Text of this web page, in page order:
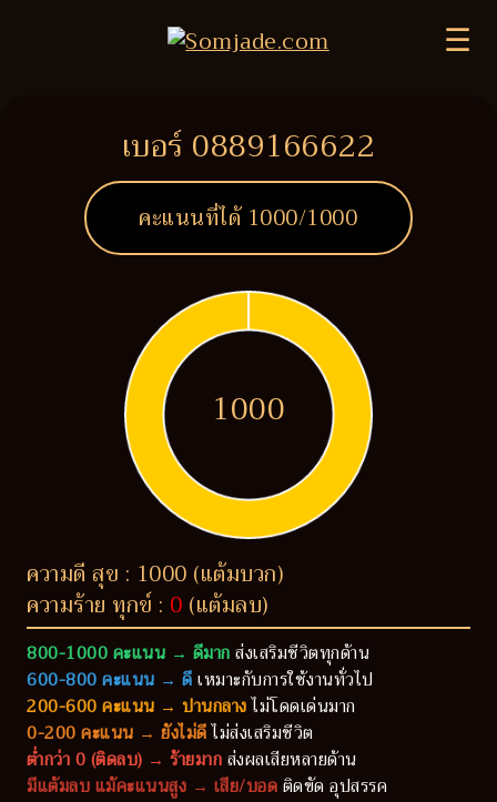
☰
เบอร์ 0889166622
คะแนนที่ได้ 1000/1000
1000
ความดี สุข : 1000 (แต้มบวก)
ความร้าย ทุกข์ : 0 (แต้มลบ)
800-1000 คะแนน → ดีมากส่งเสริมชีวิตทุกด้าน
600-800 คะแนน → ดีเหมาะกับการใช้งานทั่วไป
200-600 คะแนน → ปานกลางไม่โดดเด่นมาก
0-200 คะแนน → ยังไม่ดีไม่ส่งเสริมชีวิต
ต่ำกว่า 0 (ติดลบ) → ร้ายมากส่งผลเสียหลายด้าน
มีแต้มลบ แม้คะแนนสูง → เสีย/บอดติดขัด อุปสรรค